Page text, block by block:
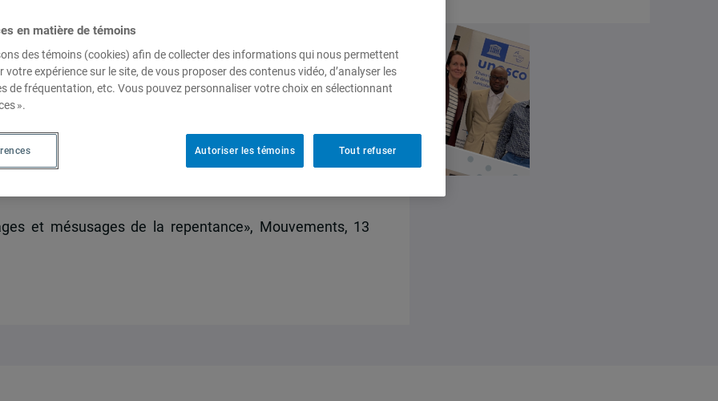
de la repentance
et mésusages de la repentance», Mouvements, 13
en matière de témoins
des témoins (cookies) afin de collecter des informations qui nous permettent
votre expérience sur le site, de vous proposer des contenus vidéo, d’analyser les
de fréquentation, etc. Vous pouvez personnaliser votre choix en sélectionnant
».
Tout refuser
Autoriser les témoins